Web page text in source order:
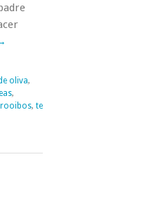
oliva,
,
rooibos, te